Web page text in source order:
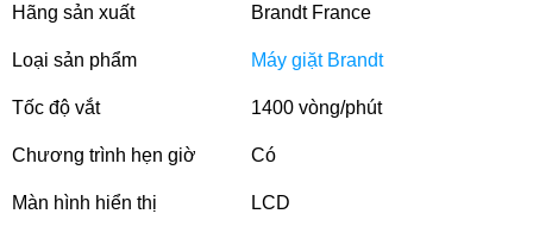
Hãng sản xuất Brandt France
Loại sản phẩm Máy giặt Brandt
Tốc độ vắt 1400 vòng/phút
Chương trình hẹn giờ Có
Màn hình hiển thị LCD